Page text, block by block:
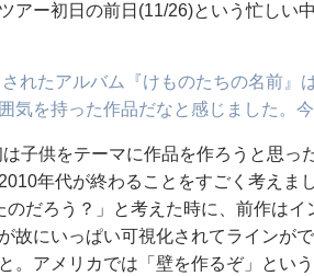
アー初日の前日(11/26)という忙しい
れたアルバム『けものたちの名前』
気を持った作品だなと感じました。
子供をテーマに作品を作ろうと思
年代が終わることをすごく考えま
のだろう？」と考えた時に、前作は
故にいっぱい可視化されてラインが
。アメリカでは「壁を作るぞ」とい